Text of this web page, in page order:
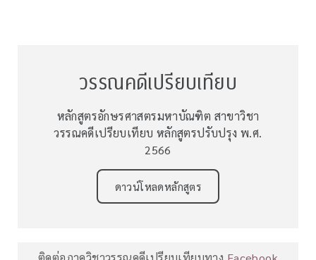
วรรณคดีเปรียบเทียบ
หลักสูตรอักษรศาสตรมหาบัณฑิต สาขาวิชา
วรรณคดีเปรียบเทียบ หลักสูตรปรับปรุง พ.ศ.
2566
ดาวน์โหลดหลักสูตร